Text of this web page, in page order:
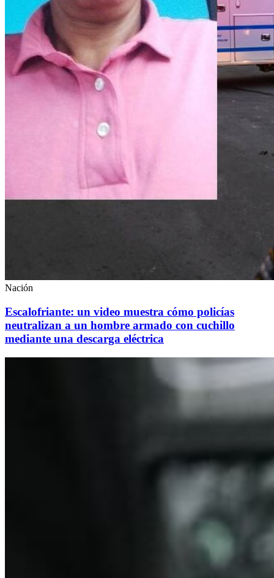
Nación
Escalofriante: un video muestra cómo policías
neutralizan a un hombre armado con cuchillo
mediante una descarga eléctrica